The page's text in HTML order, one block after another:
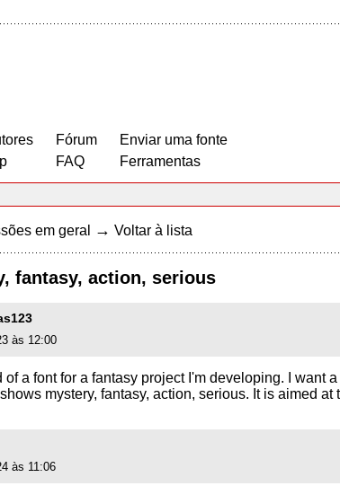
Fórum
FAQ
Enviar uma fonte
Ferramentas
em geral → Voltar à lista
fantasy, action, serious
às 12:00
of a font for a fantasy project I'm developing. I
mystery, fantasy, action, serious. It is aimed
às 11:06